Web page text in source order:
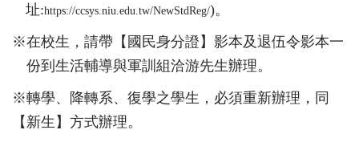
址:https://ccsys.niu.edu.tw/NewStdReg/)。
※在校生，請帶【國民身分證】影本及退伍令影本一
份到生活輔導與軍訓組洽游先生辦理。
※轉學、降轉系、復學之學生，必須重新辦理，同
【新生】方式辦理。